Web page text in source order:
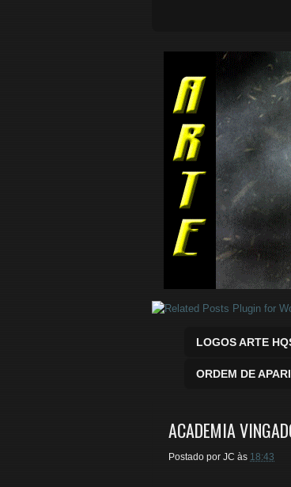
Quadrinhos Marvel e
LOGOS ARTE
ORDEM DE
ACADEMIA
Postado por JC às 18:43